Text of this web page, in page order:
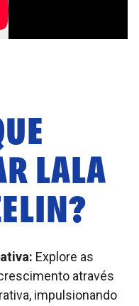
LALA
?
Explore as
através
impulsionando